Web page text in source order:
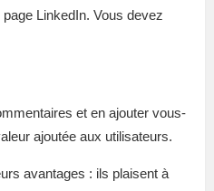
LinkedIn. Vous devez
et en ajouter vous-
ajoutée aux utilisateurs.
avantages : ils plaisent à